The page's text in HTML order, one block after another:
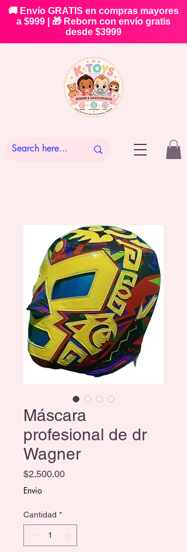
🚚 Envío GRATIS en compras mayores
a $999 | 🎁 Reborn con envío gratis
desde $3999
Máscara
profesional de dr
Wagner
$2,500.00Precio
Envio
Cantidad *